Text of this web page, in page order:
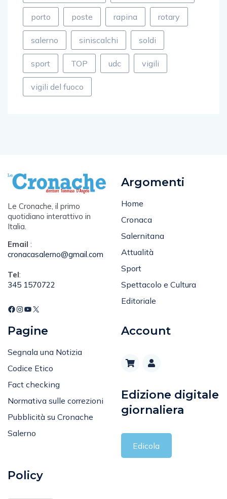
porto poste rapina rotary
salerno siniscalchi soldi
sport TOP udc vigili
vigili del fuoco
Le Cronache, il primo
quotidiano interattivo in
Italia.
cronacasalerno@gmail.com
345 1570722
Cronaca
Salernitana
Attualità
Sport
Spettacolo e Cultura
Editoriale
Codice Etico
Fact checking
Normativa sulle correzioni
Pubblicità su Cronache
Salerno
giornaliera
Edicola